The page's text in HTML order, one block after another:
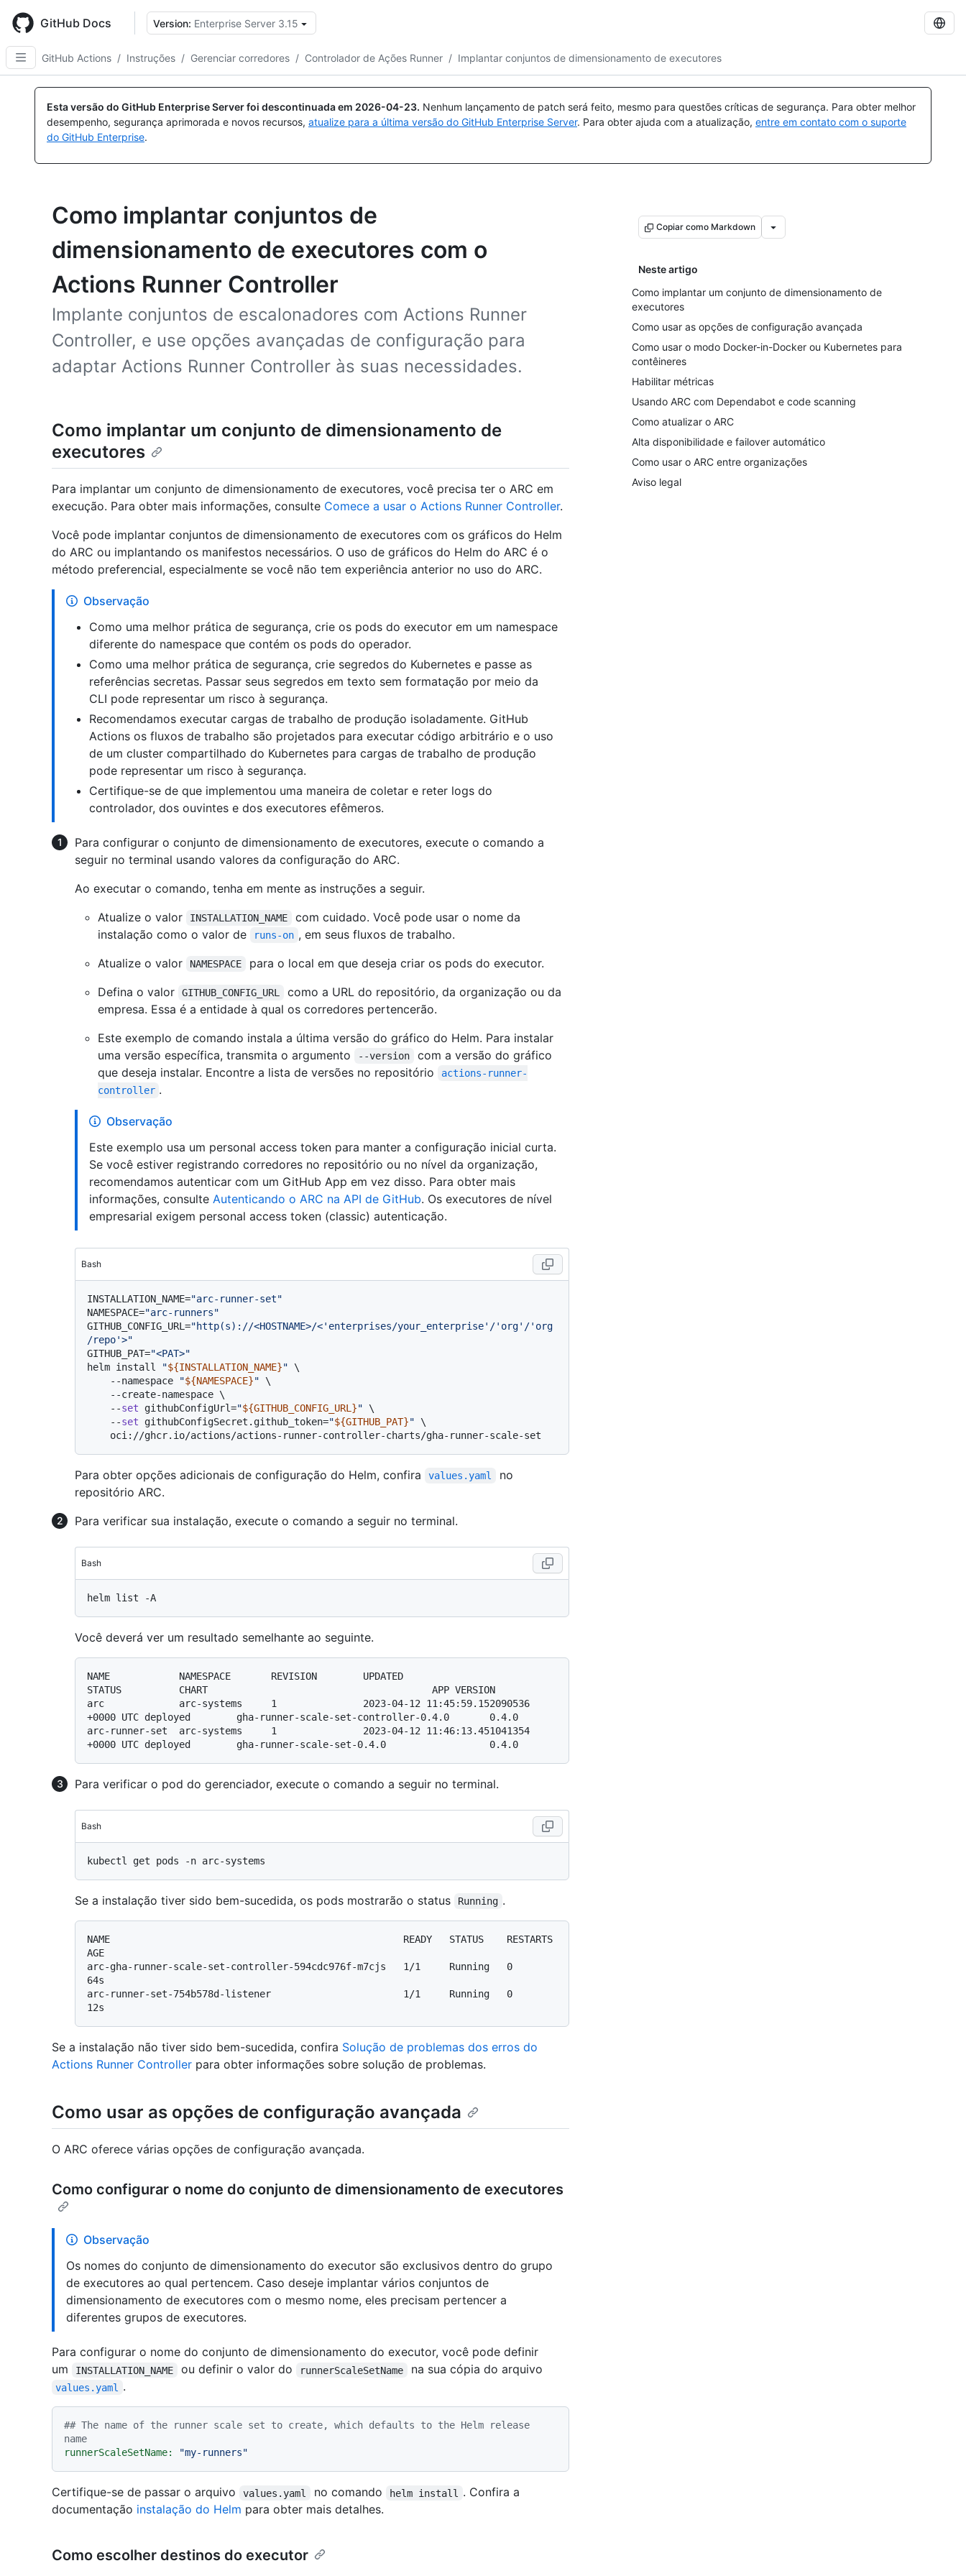
main
content
GitHub Docs Version: Enterprise Server 3.15
GitHub Actions / Instruções / Gerenciar corredores / Controlador de Ações Runner / Implantar conjuntos de dimensionamento de executores
Esta versão do GitHub Enterprise Server foi descontinuada em 2026-04-23. Nenhum lançamento de patch será feito, mesmo para questões críticas de segurança. Para obter melhor
desempenho, segurança aprimorada e novos recursos, atualize para a última versão do GitHub Enterprise Server. Para obter ajuda com a atualização, entre em contato com o suporte
do GitHub Enterprise.
Como implantar conjuntos de
dimensionamento de executores com o
Actions Runner Controller
Implante conjuntos de escalonadores com Actions Runner
Controller, e use opções avançadas de configuração para
adaptar Actions Runner Controller às suas necessidades.
Copiar como Markdown
Neste artigo
Como implantar um conjunto de dimensionamento de
executores
Como usar as opções de configuração avançada
Como usar o modo Docker-in-Docker ou Kubernetes para
contêineres
Habilitar métricas
Usando ARC com Dependabot e code scanning
Como atualizar o ARC
Alta disponibilidade e failover automático
Como usar o ARC entre organizações
Aviso legal
Como implantar um conjunto de dimensionamento de
executores
Para implantar um conjunto de dimensionamento de executores, você precisa ter o ARC em
execução. Para obter mais informações, consulte Comece a usar o Actions Runner Controller.
Você pode implantar conjuntos de dimensionamento de executores com os gráficos do Helm
do ARC ou implantando os manifestos necessários. O uso de gráficos do Helm do ARC é o
método preferencial, especialmente se você não tem experiência anterior no uso do ARC.
Observação
Como uma melhor prática de segurança, crie os pods do executor em um namespace
diferente do namespace que contém os pods do operador.
Como uma melhor prática de segurança, crie segredos do Kubernetes e passe as
referências secretas. Passar seus segredos em texto sem formatação por meio da
CLI pode representar um risco à segurança.
Recomendamos executar cargas de trabalho de produção isoladamente. GitHub
Actions os fluxos de trabalho são projetados para executar código arbitrário e o uso
de um cluster compartilhado do Kubernetes para cargas de trabalho de produção
pode representar um risco à segurança.
Certifique-se de que implementou uma maneira de coletar e reter logs do
controlador, dos ouvintes e dos executores efêmeros.
Para configurar o conjunto de dimensionamento de executores, execute o comando a
seguir no terminal usando valores da configuração do ARC.
Ao executar o comando, tenha em mente as instruções a seguir.
Atualize o valor
INSTALLATION_NAME
com cuidado. Você pode usar o nome da
instalação como o valor de
runs-on , em seus fluxos de trabalho.
Atualize o valor
NAMESPACE
para o local em que deseja criar os pods do executor.
Defina o valor
GITHUB_CONFIG_URL
como a URL do repositório, da organização ou da
empresa. Essa é a entidade à qual os corredores pertencerão.
Este exemplo de comando instala a última versão do gráfico do Helm. Para instalar
uma versão específica, transmita o argumento
--version
com a versão do gráfico
que deseja instalar. Encontre a lista de versões no repositório
actions-runner-
controller .
Observação
Este exemplo usa um personal access token para manter a configuração inicial curta.
Se você estiver registrando corredores no repositório ou no nível da organização,
recomendamos autenticar com um GitHub App em vez disso. Para obter mais
informações, consulte Autenticando o ARC na API de GitHub. Os executores de nível
empresarial exigem personal access token (classic) autenticação.
Bash
INSTALLATION_NAME="arc-runner-set"
NAMESPACE="arc-runners"
GITHUB_CONFIG_URL="http(s)://<HOSTNAME>/<'enterprises/your_enterprise'/'org'/'org
/repo'>"
GITHUB_PAT="<PAT>"
helm install
"${INSTALLATION_NAME}" \
    --namespace
"${NAMESPACE}" \
    --
set githubConfigUrl="${GITHUB_CONFIG_URL}" \
    --
set githubConfigSecret.github_token="${GITHUB_PAT}" \
Para obter opções adicionais de configuração do Helm, confira values.yaml
no
repositório ARC.
Para verificar sua instalação, execute o comando a seguir no terminal.
Bash
Você deverá ver um resultado semelhante ao seguinte.
NAME            NAMESPACE       REVISION        UPDATED
STATUS          CHART                                       APP VERSION
arc             arc-systems     1               2023-04-12 11:45:59.152090536
+0000 UTC deployed        gha-runner-scale-set-controller-0.4.0       0.4.0
arc-runner-set  arc-systems     1               2023-04-12 11:46:13.451041354
Para verificar o pod do gerenciador, execute o comando a seguir no terminal.
Bash
Se a instalação tiver sido bem-sucedida, os pods mostrarão o status Running .
NAME                                                   READY   STATUS    RESTARTS
AGE
arc-gha-runner-scale-set-controller-594cdc976f-m7cjs   1/1     Running   0
64s
arc-runner-set-754b578d-listener                       1/1     Running   0
Se a instalação não tiver sido bem-sucedida, confira Solução de problemas dos erros do
Actions Runner Controller para obter informações sobre solução de problemas.
Como usar as opções de configuração avançada
O ARC oferece várias opções de configuração avançada.
Como configurar o nome do conjunto de dimensionamento de executores
Observação
Os nomes do conjunto de dimensionamento do executor são exclusivos dentro do grupo
de executores ao qual pertencem. Caso deseje implantar vários conjuntos de
dimensionamento de executores com o mesmo nome, eles precisam pertencer a
diferentes grupos de executores.
Para configurar o nome do conjunto de dimensionamento do executor, você pode definir
um
INSTALLATION_NAME ou definir o valor do runnerScaleSetName na sua cópia do arquivo
values.yaml .
## The name of the runner scale set to create, which defaults to the Helm release
name
runnerScaleSetName:
"my-runners"
Certifique-se de passar o arquivo values.yaml no comando helm install
. Confira a
documentação instalação do Helm para obter mais detalhes.
Como escolher destinos do executor